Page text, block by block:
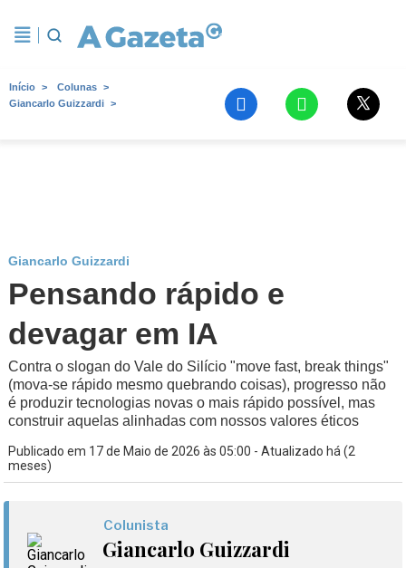
Início
Colunas
Giancarlo Guizzardi
Giancarlo Guizzardi
Pensando rápido e
devagar em IA
Contra o slogan do Vale do Silício "move fast, break things"
(mova-se rápido mesmo quebrando coisas), progresso não
é produzir tecnologias novas o mais rápido possível, mas
construir aquelas alinhadas com nossos valores éticos
Publicado em 17 de Maio de 2026 às 05:00 - Atualizado há (2
meses)
Colunista
Giancarlo Guizzardi